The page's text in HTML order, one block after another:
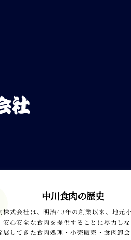
中川食肉の歴史
株式会社は、明治43年の創業以来、地元
安心安全な食肉を提供することに尽力し
展してきた食肉処理・小売販売・食肉卸会